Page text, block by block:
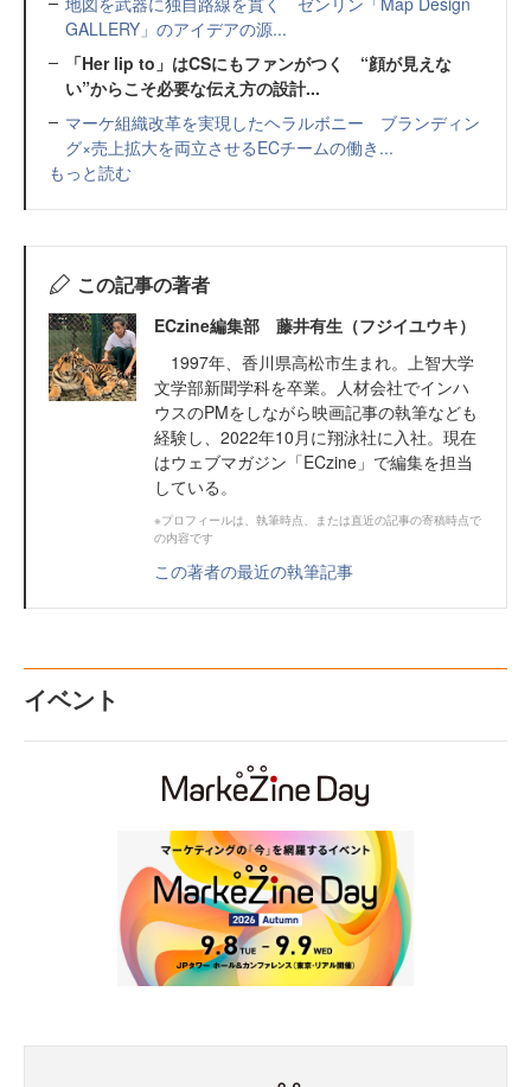
GALLERY」のアイデアの源...
「Her lip to」はCSにもファンがつく “顔が見えな
い”からこそ必要な伝え方の設計...
マーケ組織改革を実現したヘラルボニー ブランディン
グ×売上拡大を両立させるECチームの働き...
もっと読む
この記事の著者
ECzine編集部 藤井有生（フジイユウキ）
1997年、香川県高松市生まれ。上智大学
文学部新聞学科を卒業。人材会社でインハ
ウスのPMをしながら映画記事の執筆なども
経験し、2022年10月に翔泳社に入社。現在
はウェブマガジン「ECzine」で編集を担当
している。
※プロフィールは、執筆時点、または直近の記事の寄稿時点で
の内容です
この著者の最近の執筆記事
イベント